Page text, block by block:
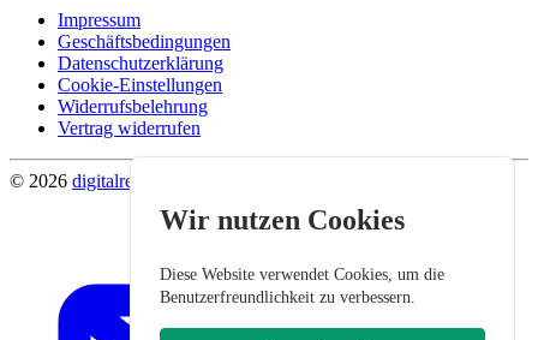
Impressum
Geschäftsbedingungen
Datenschutzerklärung
Cookie-Einstellungen
Widerrufsbelehrung
Vertrag widerrufen
© 2026 digitalrevier
Wir nutzen Cookies
Diese Website verwendet Cookies, um die
Benutzerfreundlichkeit zu verbessern.